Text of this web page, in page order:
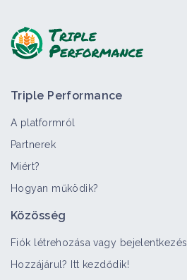
Triple Performance
A platformról
Partnerek
Miért?
Hogyan működik?
Közösség
Fiók létrehozása vagy bejelentkezés
Hozzájárul? Itt kezdődik!